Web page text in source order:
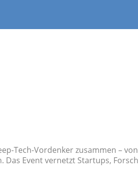
Tech-Vordenker zusammen –
Event vernetzt Startups,